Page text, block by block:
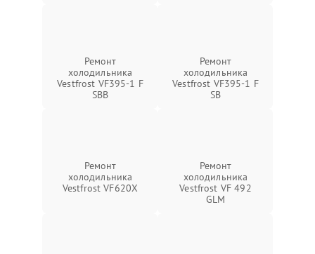
Ремонт
холодильника
Vestfrost VF395-1 F
SBB
Ремонт
холодильника
Vestfrost VF395-1 F
SB
Ремонт
холодильника
Vestfrost VF620X
Ремонт
холодильника
Vestfrost VF 492
GLM